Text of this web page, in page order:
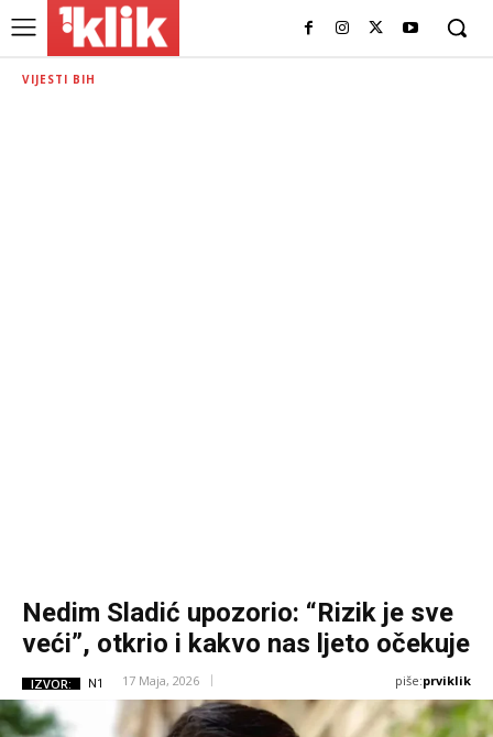
VIJESTI BIH
Nedim Sladić upozorio: “Rizik je sve
veći”, otkrio i kakvo nas ljeto očekuje
IZVOR: N1 17 Maja, 2026 piše:prviklik